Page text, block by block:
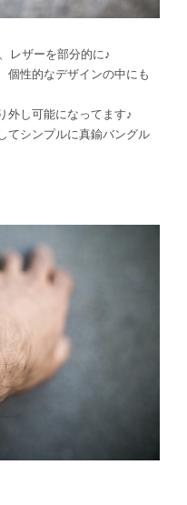
レザーを部分的に♪
個性的なデザインの中にも
外し可能になってます♪
てシンプルに真鍮バングル